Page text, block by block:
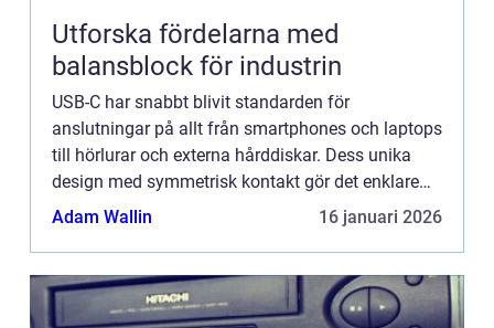
Utforska fördelarna med
balansblock för industrin
USB-C har snabbt blivit standarden för
anslutningar på allt från smartphones och laptops
till hörlurar och externa hårddiskar. Dess unika
design med symmetrisk kontakt gör det enklare
att ansluta utan att tänka p...
Adam Wallin 16 januari 2026